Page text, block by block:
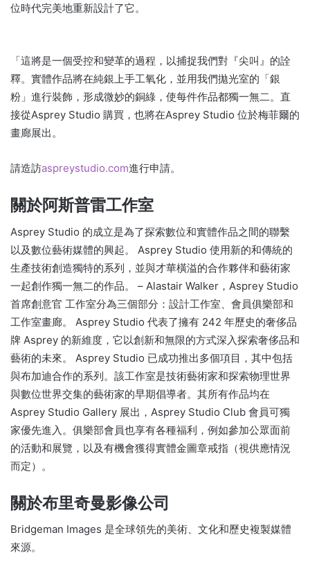
位時代完美地重新設計了它。
「這將是一個受控和變革的過程，以捕捉我們對『尖叫』的詮
釋。實體作品將在純銀上手工氧化，並用我們拋光室的「銀
粉」進行裝飾，形成微妙的銅綠，使每件作品都獨一無二。直
接從Asprey Studio 購買，也將在Asprey Studio 位於梅菲爾的
畫廊展出。
請造訪aspreystudio.com進行申請。
關於阿斯普雷工作室
Asprey Studio 的成立是為了探索數位和實體作品之間的聯繫
以及數位藝術媒體的興起。 Asprey Studio 使用新的和傳統的
生產技術創造獨特的系列，並與才華橫溢的合作夥伴和藝術家
一起創作獨一無二的作品。 – Alastair Walker，Asprey Studio
首席創意官 工作室分為三個部分：設計工作室、會員俱樂部和
工作室畫廊。 Asprey Studio 代表了擁有 242 年歷史的奢侈品
牌 Asprey 的新維度，它以創新和無限的方式深入探索奢侈品和
藝術的未來。 Asprey Studio 已成功推出多個項目，其中包括
與布加迪合作的系列。該工作室是技術藝術家和探索物理世界
與數位世界交集的藝術家的早期倡導者。其所有作品均在
Asprey Studio Gallery 展出，Asprey Studio Club 會員可獨
家優先進入。俱樂部會員也享有各種福利，例如參加公眾面前
的活動和展覽，以及有機會獲得實體金圖章戒指（視供應情況
而定）。
關於布里奇曼影像公司
Bridgeman Images 是全球領先的美術、文化和歷史複製媒體
來源。